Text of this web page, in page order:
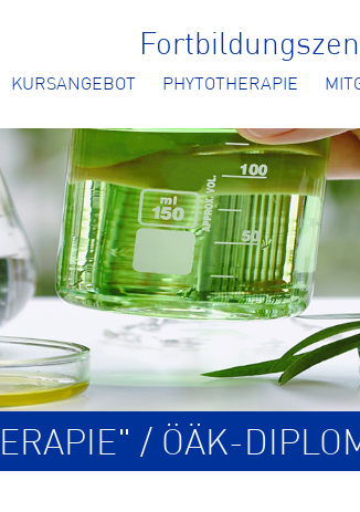
KURSANGEBOT PHYTOTHERAPIE
/ ÖÄK-